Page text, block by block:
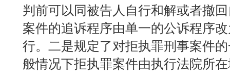
判前可以同被告人自行和解或者撤
案件的追诉程序由单一的公诉程序
行。二是规定了对拒执罪刑事案件
般情况下拒执罪案件由执行法院所